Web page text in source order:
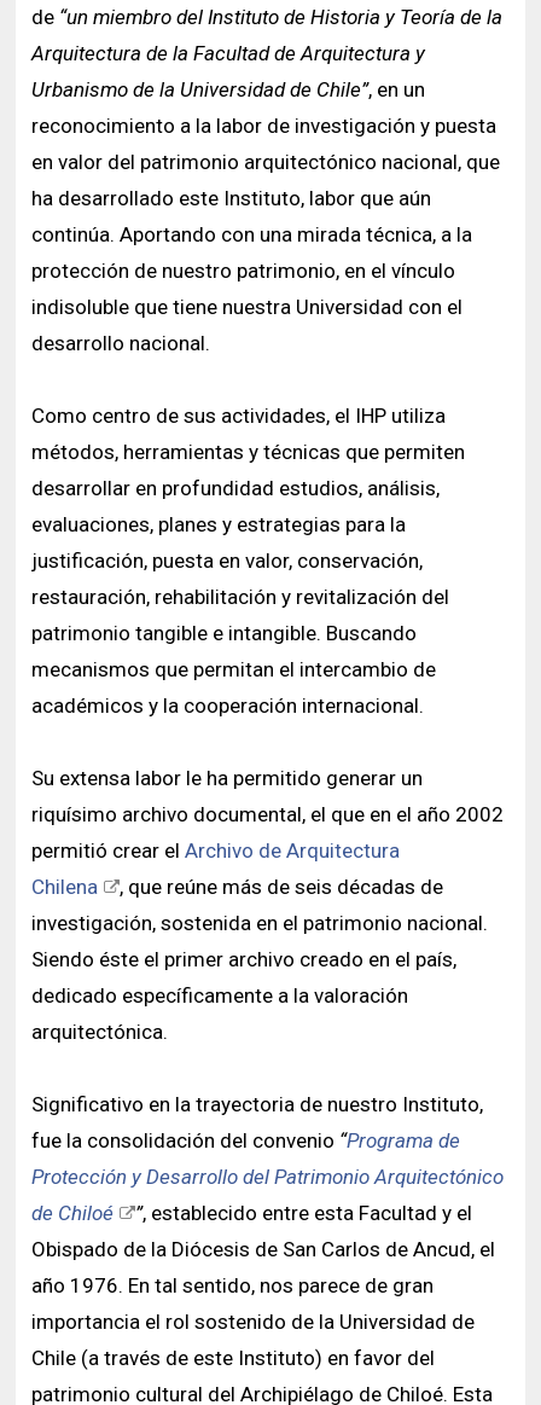
de “un miembro del Instituto de Historia y Teoría de la
Arquitectura de la Facultad de Arquitectura y
Urbanismo de la Universidad de Chile”, en un
reconocimiento a la labor de investigación y puesta
en valor del patrimonio arquitectónico nacional, que
ha desarrollado este Instituto, labor que aún
continúa. Aportando con una mirada técnica, a la
protección de nuestro patrimonio, en el vínculo
indisoluble que tiene nuestra Universidad con el
desarrollo nacional.
Como centro de sus actividades, el IHP utiliza
métodos, herramientas y técnicas que permiten
desarrollar en profundidad estudios, análisis,
evaluaciones, planes y estrategias para la
justificación, puesta en valor, conservación,
restauración, rehabilitación y revitalización del
patrimonio tangible e intangible. Buscando
mecanismos que permitan el intercambio de
académicos y la cooperación internacional.
Su extensa labor le ha permitido generar un
riquísimo archivo documental, el que en el año 2002
permitió crear el Archivo de Arquitectura
Chilena
, que reúne más de seis décadas de
investigación, sostenida en el patrimonio nacional.
Siendo éste el primer archivo creado en el país,
dedicado específicamente a la valoración
arquitectónica.
Significativo en la trayectoria de nuestro Instituto,
fue la consolidación del convenio “Programa de
Protección y Desarrollo del Patrimonio Arquitectónico
de Chiloé
”, establecido entre esta Facultad y el
Obispado de la Diócesis de San Carlos de Ancud, el
año 1976. En tal sentido, nos parece de gran
importancia el rol sostenido de la Universidad de
Chile (a través de este Instituto) en favor del
patrimonio cultural del Archipiélago de Chiloé. Esta